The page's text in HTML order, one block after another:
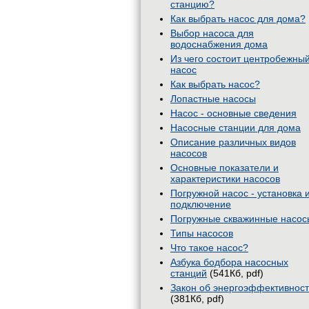
станцию?
Как выбрать насос для дома?
Выбор насоса для
водоснабжения дома
Из чего состоит центробежный
насос
Как выбрать насос?
Лопастные насосы
Насос - основные сведения
Насосные станции для дома
Описание различных видов
насосов
Основные показатели и
характеристики насосов
Погружной насос - установка и
подключение
Погружные скважинные
Типы насосов
Что такое насос?
Азбука бодбора насосных
станций (541Кб, pdf)
Закон об
(381Кб, pdf)